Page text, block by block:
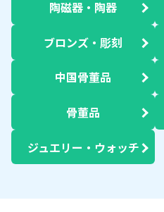
陶磁器・陶器
ブロンズ・彫刻
中国骨董品
骨董品
ジュエリー・ウォッチ